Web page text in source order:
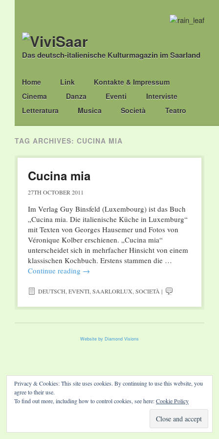
Das deutsch-italienische Kulturmagazin im Saarland
Main menu
Skip
to
content
Home Link
Kontakte & Impressum
Cinema
Danza Eventi
Interviste
Letteratura
Musica Società Teatro
TAG ARCHIVES: CUCINA MIA
Cucina mia
27TH OCTOBER 2011
Im Verlag Guy Binsfeld (Luxembourg) ist das Buch
„Cucina mia. Die italienische Küche in Luxemburg“
mit Texten von Georges Hausemer und Fotos von
Véronique Kolber erschienen. „Cucina mia“
unterscheidet sich in mehrfacher Hinsicht von einem
klassischen Kochbuch. Erstens stammen die …
Continue reading →
DEUTSCH,EVENTI,SAARLORLUX,SOCIETÀ |
Website by Diamond Visions
Privacy & Cookies: This site uses cookies. By continuing to use this website, you
agree to their use.
To find out more, including how to control cookies, see here:Cookie Policy